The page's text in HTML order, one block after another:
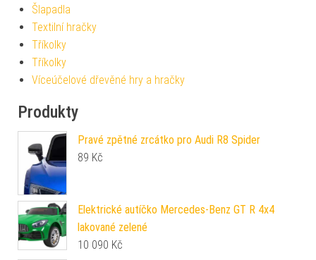
Šlapadla
Textilní hračky
Tříkolky
Tříkolky
Víceúčelové dřevěné hry a hračky
Produkty
Pravé zpětné zrcátko pro Audi R8 Spider
89 Kč
Elektrické autíčko Mercedes-Benz GT R 4x4
lakované zelené
10 090 Kč